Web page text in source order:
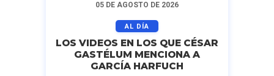
05 DE AGOSTO DE 2026
AL DÍA
LOS VIDEOS EN LOS QUE CÉSAR
GASTÉLUM MENCIONA A
GARCÍA HARFUCH